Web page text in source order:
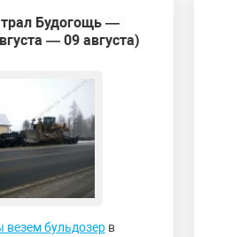
Будогощь —
— 09 августа)
бульдозерв